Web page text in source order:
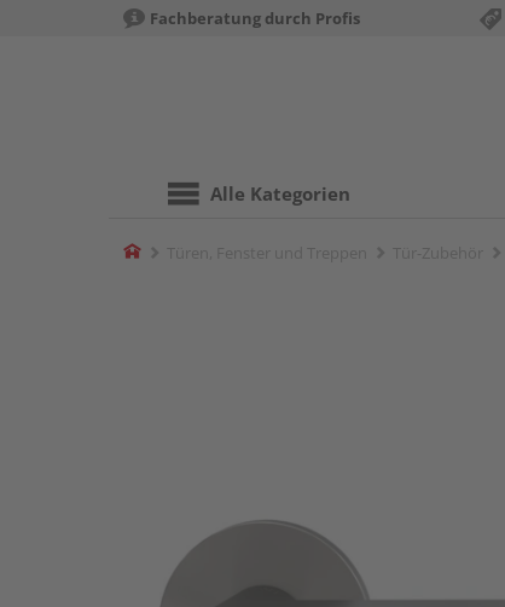
Fachberatung durch Profis
Alle Kategorien
Home